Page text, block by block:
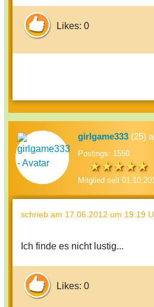
Likes: 0
girlgame333 (25)
Postings: 1550
Mitglied seit
schrieb am 17.06.2012 um 19:19
Ich finde es nicht lustig...
Likes: 0